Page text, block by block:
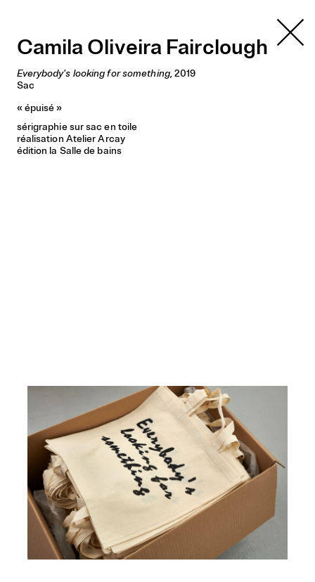
Camila Oliveira Fairclough
Everybody's looking for something, 2019
Sac
« épuisé »
sérigraphie sur sac en toile
réalisation Atelier Arcay
édition la Salle de bains